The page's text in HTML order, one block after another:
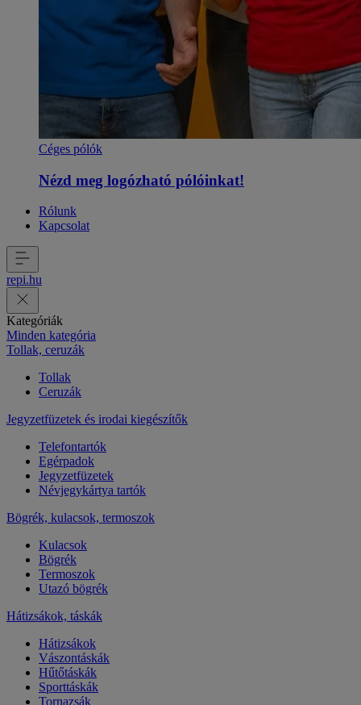
Céges pólók
Nézd meg logózható pólóinkat!
Rólunk
Kapcsolat
repi.hu
Kategóriák
Minden kategória
Tollak, ceruzák
Tollak
Ceruzák
Jegyzetfüzetek és irodai kiegészítők
Telefontartók
Egérpadok
Jegyzetfüzetek
Névjegykártya tartók
Bögrék, kulacsok, termoszok
Kulacsok
Bögrék
Termoszok
Utazó bögrék
Hátizsákok, táskák
Hátizsákok
Vászontáskák
Hűtőtáskák
Sporttáskák
Tornazsák